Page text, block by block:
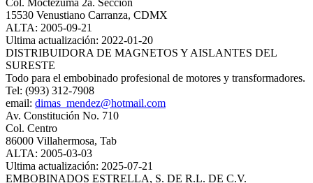
15530 Venustiano Carranza, CDMX
ALTA: 2005-09-21
Ultima actualización: 2022-01-20
DISTRIBUIDORA DE MAGNETOS Y AISLANTES DEL
SURESTE
Todo para el embobinado profesional de motores y transformadores.
Tel: (993) 312-7908
email: dimas_mendez@hotmail.com
Av. Constitución No. 710
Col. Centro
86000 Villahermosa, Tab
ALTA: 2005-03-03
Ultima actualización: 2025-07-21
EMBOBINADOS ESTRELLA, S. DE R.L. DE C.V.